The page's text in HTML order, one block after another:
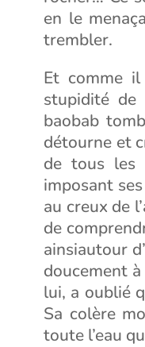
en le
trembler.
Et comme il
stupidité de
baobab
détourne et
de tous les
imposant
au creux de
de
ainsiautour
doucement
lui, a oublié
Sa colère
toute l’eau